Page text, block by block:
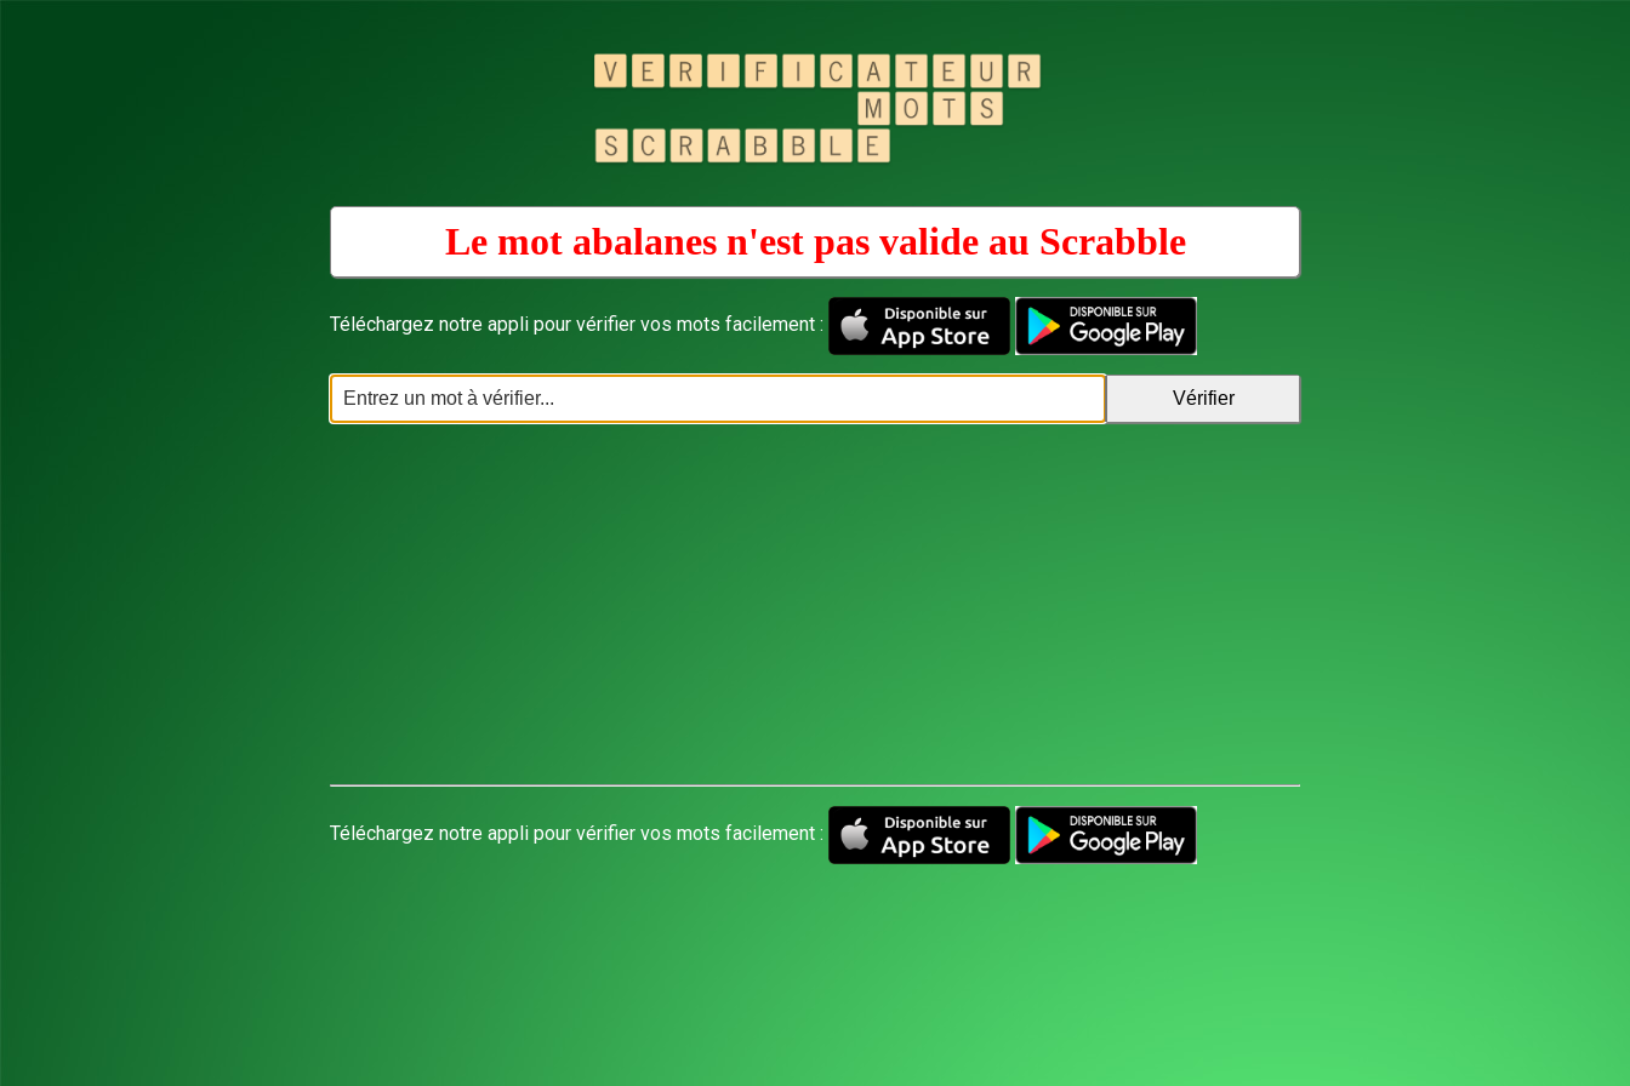
Le mot abalanes n'est pas valide au Scrabble
Téléchargez notre appli pour vérifier vos mots facilement :
Téléchargez notre appli pour vérifier vos mots facilement :